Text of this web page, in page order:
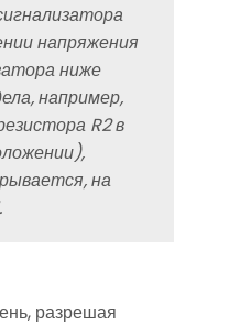
напряжения
ниже
например,
R2 в
на
разрешая